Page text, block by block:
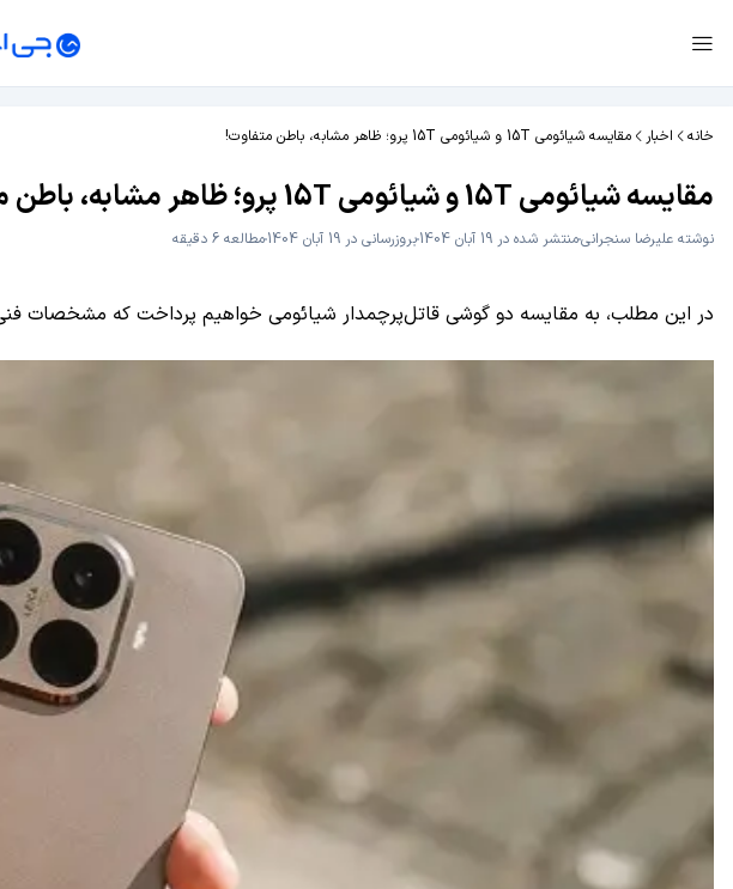
خانه اخبار مقایسه شیائومی 15T و شیائومی 15T پرو؛‌ ظاهر مشابه، باطن متفاوت!
مقایسه شیائومی 15T و شیائومی 15T پرو؛‌ ظاهر مشابه، باطن متفاوت!
نوشته علیرضا سنجرانیمنتشر شده در 19 آبان 1404 بروزرسانی در 19 آبان 1404
مطالعه 6 دقیقه
در این مطلب، به مقایسه دو گوشی قاتل‌پرچمدار شیائومی خواهیم پرداخت که مشخصات فنی